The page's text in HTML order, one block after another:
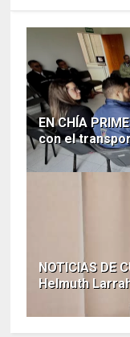
EN CHÍA
con el
NOTICIAS DE
Helmuth